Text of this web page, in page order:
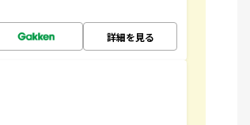
詳細を見る